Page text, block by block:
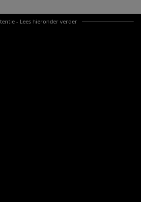
- Lees hieronder verder